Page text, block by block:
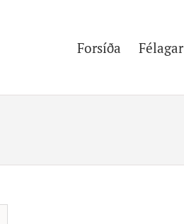
Forsíða Félagar